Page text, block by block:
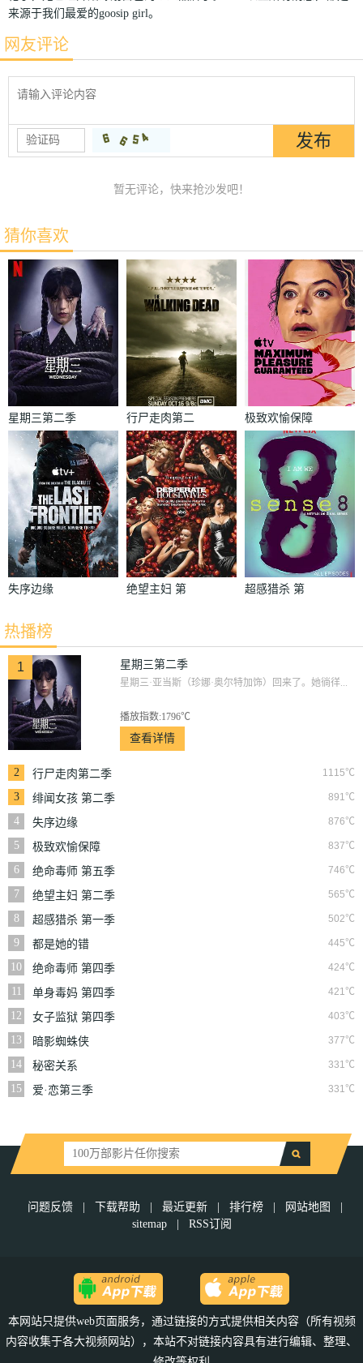
来源于我们最爱的goosip girl。
网友评论
暂无评论，快来抢沙发吧！
猜你喜欢
星期三第二季
行尸走肉第二
季
极致欢愉保障
失序边缘
绝望主妇 第
超感猎杀 第
热播榜
1 星期三第二季
星期三·亚当斯（珍娜·奥尔特加饰）回来了。她徜徉...
播放指数:1796℃
查看详情
2 1115℃
行尸走肉第二季
3
891℃
绯闻女孩 第二季
4
876℃
失序边缘
5
837℃
极致欢愉保障
6
746℃
绝命毒师 第五季
7
565℃
绝望主妇 第二季
8
502℃
超感猎杀 第一季
9
445℃
都是她的错
10
424℃
绝命毒师 第四季
11
421℃
单身毒妈 第四季
12
403℃
女子监狱 第四季
13
377℃
暗影蜘蛛侠
14
331℃
秘密关系
15
331℃
爱·恋第三季
问题反馈 下载帮助 最近更新 排行榜 网站地图
sitemap
RSS订阅
本网站只提供web页面服务，通过链接的方式提供相关内容（所有视频
内容收集于各大视频网站），本站不对链接内容具有进行编辑、整理、